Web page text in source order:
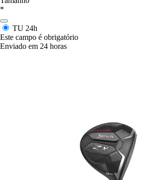
*
TU 24h
Este campo é obrigatório
Enviado em 24 horas